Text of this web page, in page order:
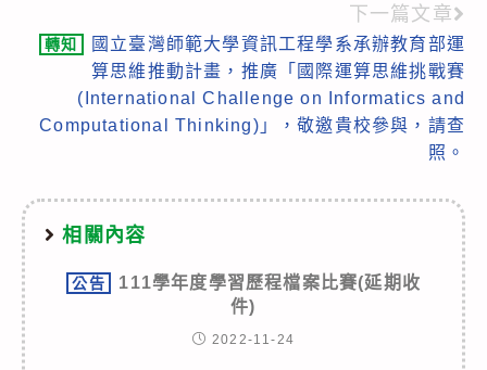
下一篇文章
轉知
國立臺灣師範大學資訊工程學系承辦教育部運
算思維推動計畫，推廣「國際運算思維挑戰賽
(International Challenge on Informatics and
Computational Thinking)」，敬邀貴校參與，請查
照。
相關內容
公告
111學年度學習歷程檔案比賽(延期收
件)
2022-11-24